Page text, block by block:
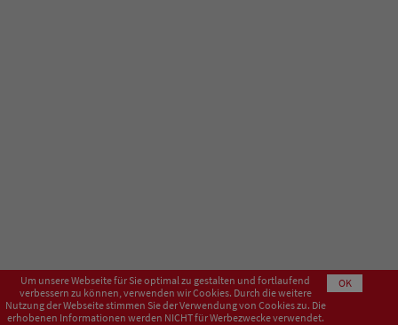
Um unsere Webseite für Sie optimal zu gestalten und fortlaufend
verbessern zu können, verwenden wir Cookies. Durch die weitere
Nutzung der Webseite stimmen Sie der Verwendung von Cookies zu. Die
erhobenen Informationen werden NICHT für Werbezwecke verwendet.
OK